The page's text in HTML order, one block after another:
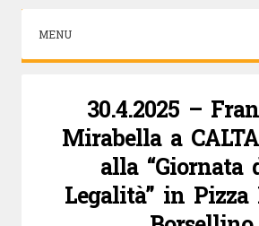
MENU
30.4.2025 –
Mirabella a
alla “Giornata
Legalità” in Pizza